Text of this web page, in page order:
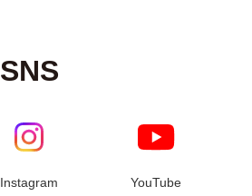
SNS
Instagram YouTube